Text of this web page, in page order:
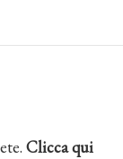
Clicca qui